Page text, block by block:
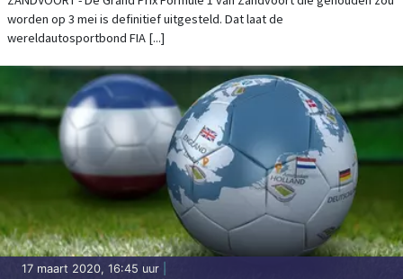
worden op 3 mei is definitief uitgesteld. Dat laat de
wereldautosportbond FIA [...]
17 maart 2020, 16:45 uur